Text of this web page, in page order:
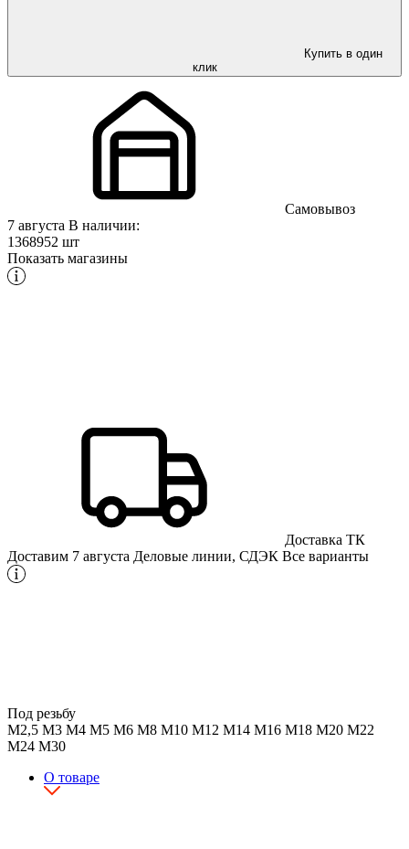
Купить в один
клик
Самовывоз
7 августа В наличии:
1368952 шт
Показать магазины
Доставка ТК
Доставим 7 августа Деловые линии, СДЭК Все варианты
Под резьбу
М2,5 М3 М4 М5 М6 М8 М10 М12 М14 М16 М18 М20 М22
М24 М30
О товаре